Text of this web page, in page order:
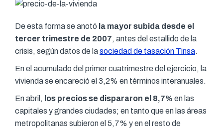
De esta forma se anotó la mayor subida desde el
tercer trimestre de 2007, antes del estallido de la
crisis, según datos de lasociedad de tasación Tinsa.
En el acumulado del primer cuatrimestre del ejercicio, la
vivienda se encareció el 3,2% en términos interanuales.
En abril, los precios se dispararon el 8,7% en las
capitales y grandes ciudades; en tanto que en las áreas
metropolitanas subieron el 5,7% y en el resto de